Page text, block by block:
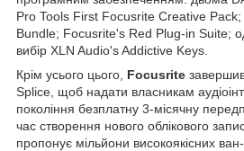
Pro Tools First Focusrite Creative
Bundle; Focusrite's Red Plug-in Suite;
вибір XLN Audio's Addictive Keys.
Крім усього цього, Focusrite
Splice, щоб надати власникам
покоління безплатну 3-місячну
час створення нового облікового
пропонує мільйони високоякісних ван-